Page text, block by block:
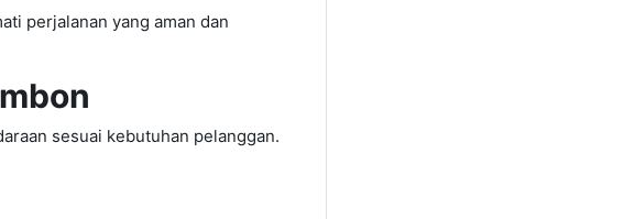
perjalanan yang aman dan
sesuai kebutuhan pelanggan.